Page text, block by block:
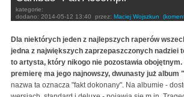
kategorie:
dodano: 2014-05-12 13:40 przez: Maciej Wojszkun
Dla niektórych jeden z najlepszych raperów
jedna z największych zaprzepaszczonych nadziei
to artysta, który nikogo nie pozostawia obojętnym.
premierę ma jego najnowszy, dwunasty już album
nazwa ta oznacza "fakt dokonany". Na albumie -